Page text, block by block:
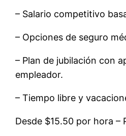
– Salario competitivo
– Opciones de seguro
– Plan de jubilación con
empleador.
– Tiempo libre y
Desde $15.50 por hora –